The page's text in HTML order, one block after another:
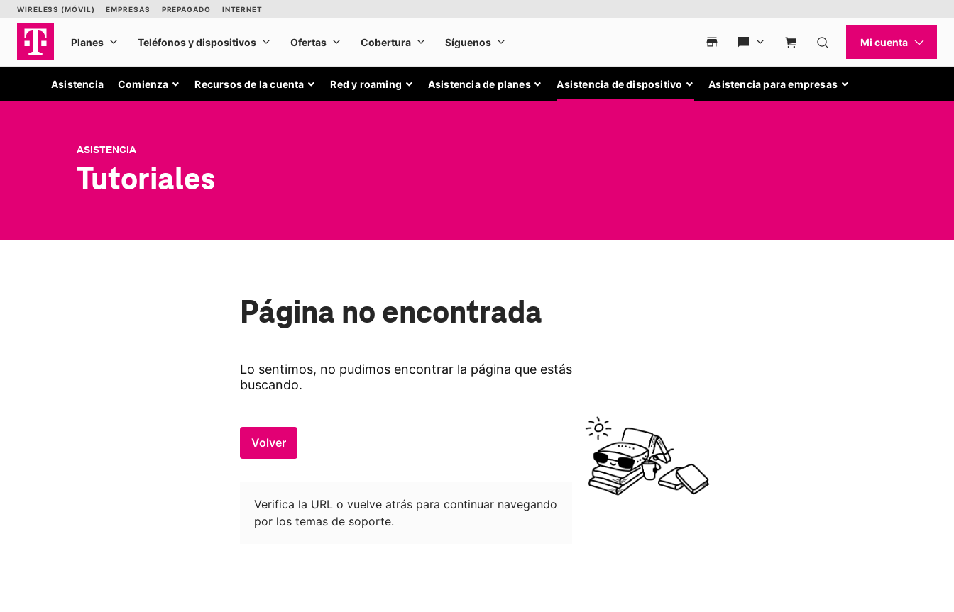
Asistencia Comienza Recursos de la cuenta Red y roaming Asistencia de planes Asistencia de dispositivo Asistencia para empresas
ASISTENCIA
Tutoriales